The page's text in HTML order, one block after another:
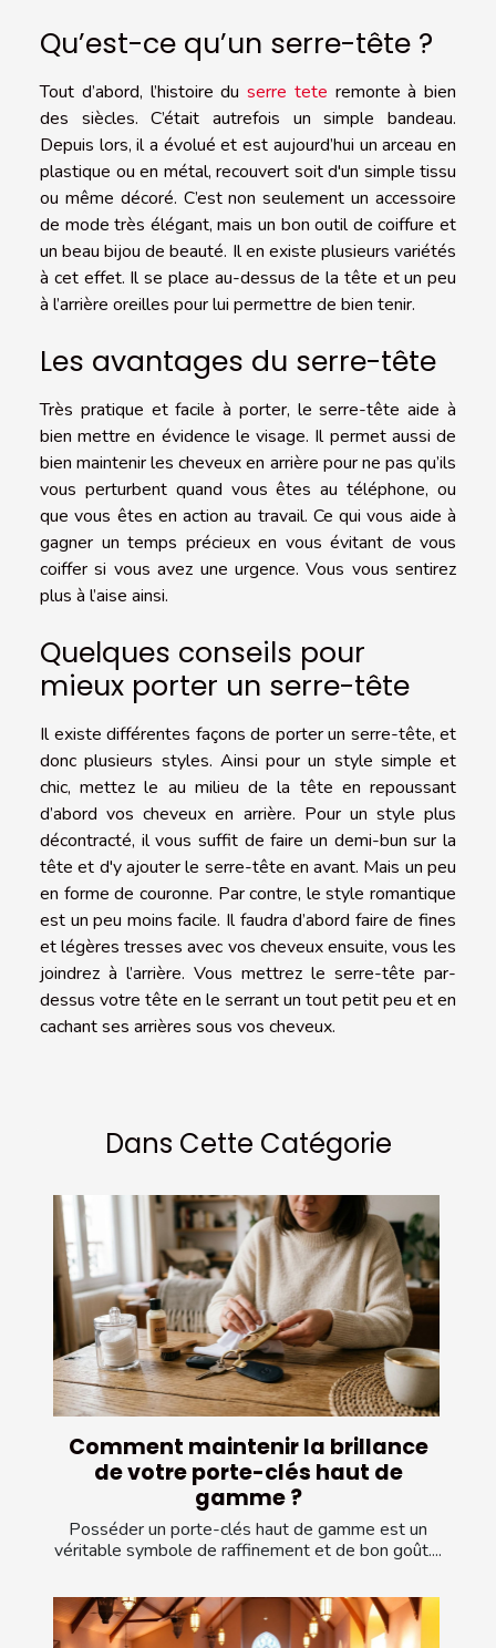
Qu’est-ce qu’un serre-tête ?
Tout d’abord, l’histoire du serre tete remonte à bien
des siècles. C’était autrefois un simple bandeau.
Depuis lors, il a évolué et est aujourd’hui un arceau en
plastique ou en métal, recouvert soit d'un simple tissu
ou même décoré. C’est non seulement un accessoire
de mode très élégant, mais un bon outil de coiffure et
un beau bijou de beauté. Il en existe plusieurs variétés
à cet effet. Il se place au-dessus de la tête et un peu
à l’arrière oreilles pour lui permettre de bien tenir.
Les avantages du serre-tête
Très pratique et facile à porter, le serre-tête aide à
bien mettre en évidence le visage. Il permet aussi de
bien maintenir les cheveux en arrière pour ne pas qu’ils
vous perturbent quand vous êtes au téléphone, ou
que vous êtes en action au travail. Ce qui vous aide à
gagner un temps précieux en vous évitant de vous
coiffer si vous avez une urgence. Vous vous sentirez
plus à l’aise ainsi.
Quelques conseils pour
mieux porter un serre-tête
Il existe différentes façons de porter un serre-tête, et
donc plusieurs styles. Ainsi pour un style simple et
chic, mettez le au milieu de la tête en repoussant
d’abord vos cheveux en arrière. Pour un style plus
décontracté, il vous suffit de faire un demi-bun sur la
tête et d'y ajouter le serre-tête en avant. Mais un peu
en forme de couronne. Par contre, le style romantique
est un peu moins facile. Il faudra d’abord faire de fines
et légères tresses avec vos cheveux ensuite, vous les
joindrez à l’arrière. Vous mettrez le serre-tête par-
dessus votre tête en le serrant un tout petit peu et en
cachant ses arrières sous vos cheveux.
Dans Cette Catégorie
Comment maintenir la brillance
de votre porte-clés haut de
gamme ?
Posséder un porte-clés haut de gamme est un
véritable symbole de raffinement et de bon goût....